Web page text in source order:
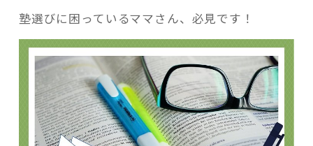
塾選びに困っているママさん、必見です！